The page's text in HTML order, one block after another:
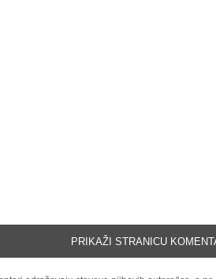
PRIKAŽI STRANICU